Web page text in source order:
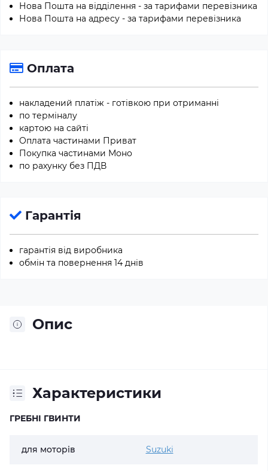
Нова Пошта на відділення - за тарифами перевізника
Нова Пошта на адресу - за тарифами перевізника
Оплата
накладений платіж - готівкою при отриманні
по терміналу
картою на сайті
Оплата частинами Приват
Покупка частинами Моно
по рахунку без ПДВ
Гарантія
гарантія від виробника
обмін та повернення 14 днів
Опис
Характеристики
ГРЕБНІ ГВИНТИ
для моторів Suzuki